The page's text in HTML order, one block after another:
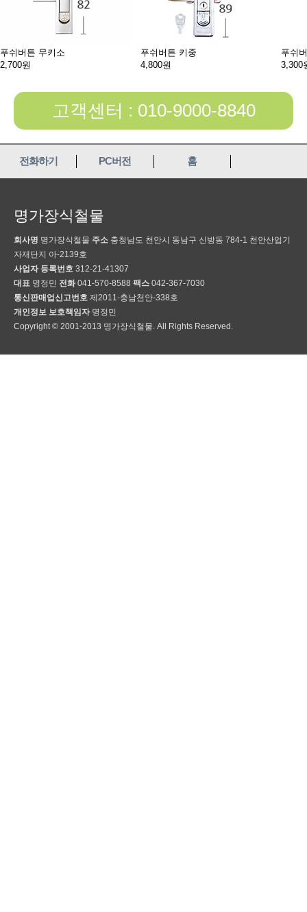
푸쉬버튼 무키소
2,700원
푸쉬버튼 키중
4,800원
푸쉬
3,300
고객센터 : 010-9000-8840
전화하기 PC버전 홈
명가장식철물
회사명 명가장식철물 주소 충청남도 천안시 동남구 신방동 784-1 천안산업기
자재단지 아-2139호
사업자 등록번호 312-21-41307
대표 명정민 전화 041-570-8588 팩스 042-367-7030
통신판매업신고번호 제2011-충남천안-338호
개인정보 보호책임자 명정민
Copyright © 2001-2013 명가장식철물. All Rights Reserved.